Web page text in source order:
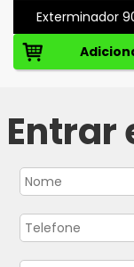
Exterminador
Entrar